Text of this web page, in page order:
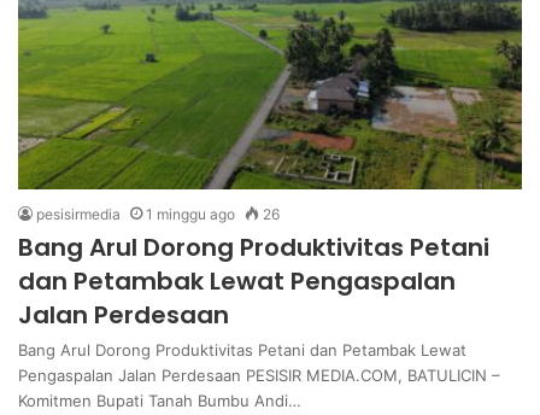
pesisirmedia 1 minggu ago 26
Bang Arul Dorong Produktivitas Petani
dan Petambak Lewat Pengaspalan
Jalan Perdesaan
Bang Arul Dorong Produktivitas Petani dan Petambak Lewat
Pengaspalan Jalan Perdesaan PESISIR MEDIA.COM, BATULICIN –
Komitmen Bupati Tanah Bumbu Andi…